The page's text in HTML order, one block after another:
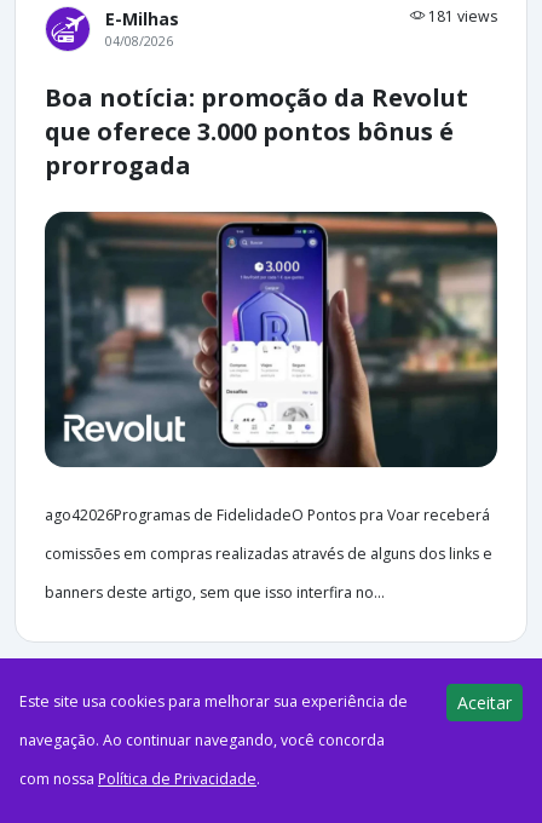
E-Milhas 181 views
04/08/2026
Boa notícia: promoção da Revolut
que oferece 3.000 pontos bônus é
prorrogada
ago42026Programas de FidelidadeO Pontos pra Voar receberá
comissões em compras realizadas através de alguns dos links e
banners deste artigo, sem que isso interfira no...
E-Milhas
Este site usa cookies para melhorar sua experiência de
navegação. Ao continuar navegando, você concorda
com nossa Política de Privacidade.
Aceitar